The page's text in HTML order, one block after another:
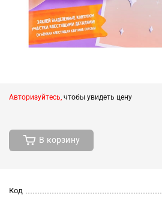
Авторизуйтесь, чтобы увидеть цену
В корзину
Код